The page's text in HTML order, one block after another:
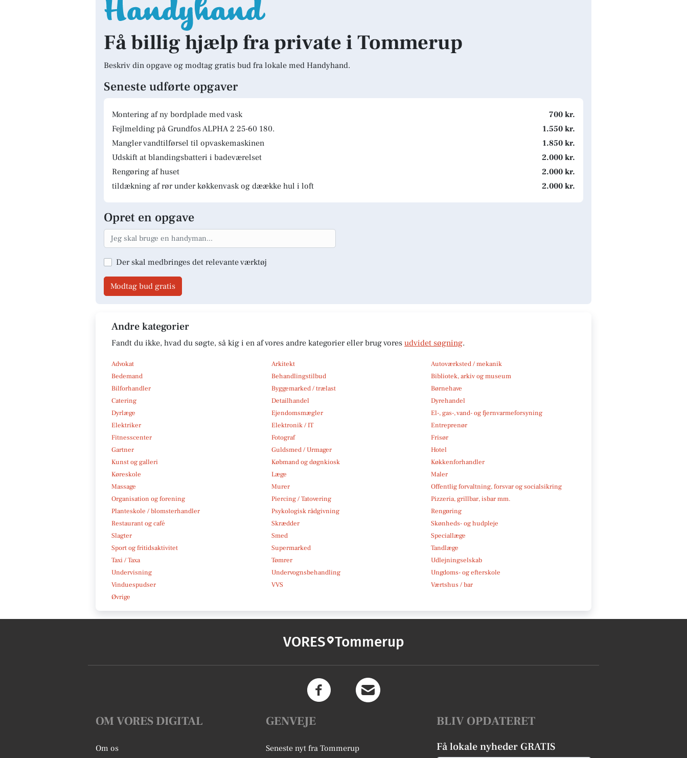
Få billig hjælp fra private i Tommerup
Beskriv din opgave og modtag gratis bud fra lokale med Handyhand.
Seneste udførte opgaver
Montering af ny bordplade med vask
700 kr.
Fejlmelding på Grundfos ALPHA 2 25-60 180.
1.550 kr.
Mangler vandtilførsel til opvaskemaskinen
1.850 kr.
Udskift at blandingsbatteri i badeværelset
2.000 kr.
Rengøring af huset
2.000 kr.
tildækning af rør under køkkenvask og dæække hul i loft
2.000 kr.
Opret en opgave
Der skal medbringes det relevante værktøj
Modtag bud gratis
Andre kategorier
Fandt du ikke, hvad du søgte, så kig i en af vores andre kategorier eller brug vores udvidet søgning.
Advokat Arkitekt
Autoværksted / mekanik
Bedemand
Behandlingstilbud
Bibliotek, arkiv og museum
Bilforhandler
Byggemarked / trælast
Børnehave
Catering
Detailhandel
Dyrehandel
Dyrlæge
Ejendomsmægler
El-, gas-, vand- og fjernvarmeforsyning
Elektriker
Elektronik / IT
Entreprenør
Fitnesscenter
Fotograf
Frisør
Gartner
Guldsmed / Urmager
Hotel
Kunst og galleri
Købmand og døgnkiosk
Køkkenforhandler
Køreskole
Læge
Maler
Massage
Murer
Offentlig forvaltning, forsvar og socialsikring
Organisation og forening
Piercing / Tatovering
Pizzeria, grillbar, isbar mm.
Planteskole / blomsterhandler
Psykologisk rådgivning
Rengøring
Restaurant og café
Skrædder
Skønheds- og hudpleje
Slagter
Smed
Speciallæge
Sport og fritidsaktivitet
Supermarked
Tandlæge
Taxi / Taxa
Tømrer
Udlejningselskab
Undervisning
Undervognsbehandling
Ungdoms- og efterskole
Vinduespudser
VVS
Værtshus / bar
Øvrige
VORES Tommerup
OM VORES DIGITAL
Om os
GENVEJE
Seneste nyt fra Tommerup
BLIV OPDATERET
Få lokale nyheder GRATIS